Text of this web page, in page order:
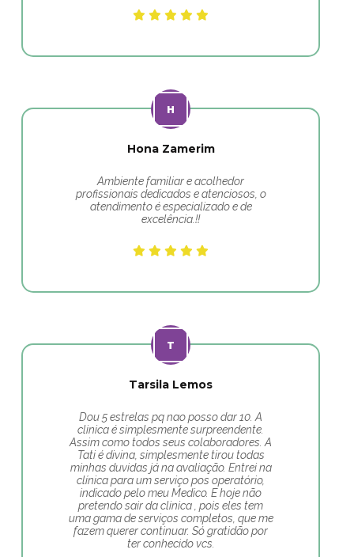
Hona Zamerim
Ambiente familiar e acolhedor
profissionais dedicados e atenciosos, o
atendimento é especializado e de
excelência.!!
Tarsila Lemos
Dou 5 estrelas pq nao posso dar 10. A
clinica é simplesmente surpreendente.
Assim como todos seus colaboradores. A
Tati é divina, simplesmente tirou todas
minhas duvidas já na avaliação. Entrei na
clínica para um serviço pos operatório,
indicado pelo meu Medico. E hoje não
pretendo sair da clinica , pois eles tem
uma gama de serviços completos, que me
fazem querer continuar. Só gratidão por
ter conhecido vcs.